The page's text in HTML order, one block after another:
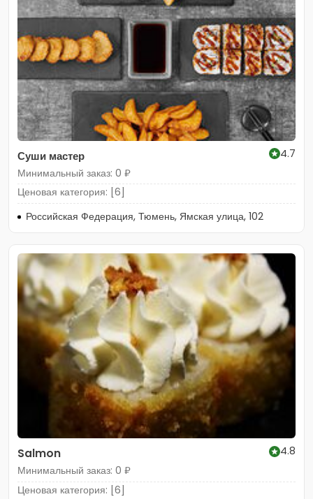
Суши мастер
4.7
Минимальный заказ: 0 ₽
Ценовая категория: [6]
Российская Федерация, Тюмень, Ямская улица, 102
Salmon
4.8
Минимальный заказ: 0 ₽
Ценовая категория: [6]